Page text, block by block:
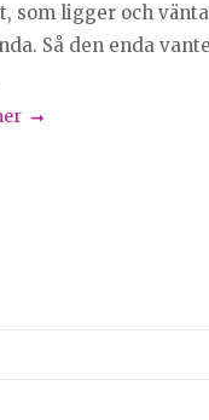
som ligger och
Så den enda